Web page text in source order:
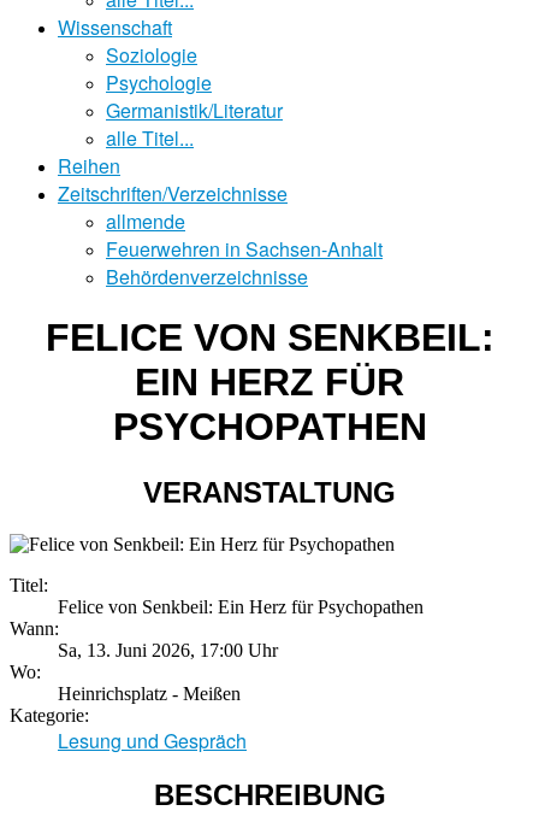
Wissenschaft
Soziologie
Psychologie
Germanistik/Literatur
alle Titel...
Reihen
Zeitschriften/Verzeichnisse
allmende
Feuerwehren in Sachsen-Anhalt
Behördenverzeichnisse
FELICE VON SENKBEIL:
EIN HERZ FÜR
PSYCHOPATHEN
VERANSTALTUNG
Titel:
Felice von Senkbeil: Ein Herz für Psychopathen
Wann:
Sa, 13. Juni 2026, 17:00 Uhr
Wo:
Heinrichsplatz - Meißen
Kategorie:
Lesung und Gespräch
BESCHREIBUNG